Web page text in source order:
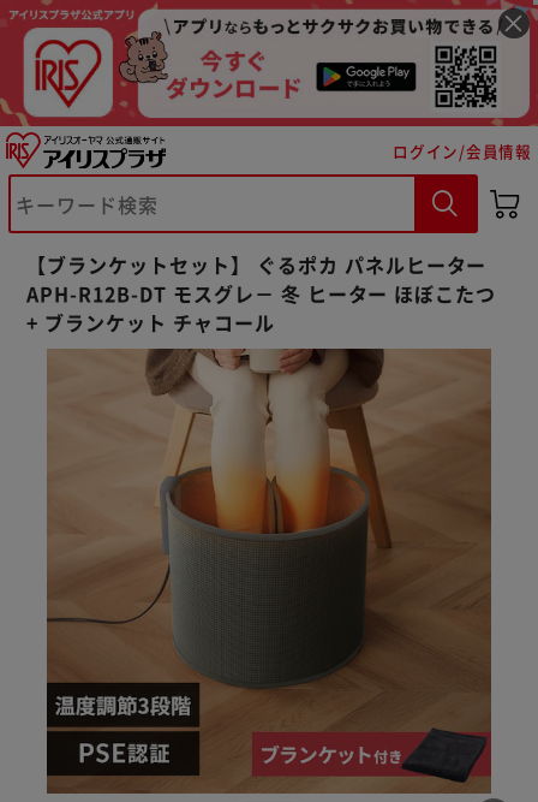
ログイン/会員情報
【ブランケットセット】 ぐるポカ パネルヒーター
APH-R12B-DT モスグレ－ 冬 ヒーター ほぼこたつ
+ ブランケット チャコール
※ご確認ください
カートに入れる 購入手続きへ